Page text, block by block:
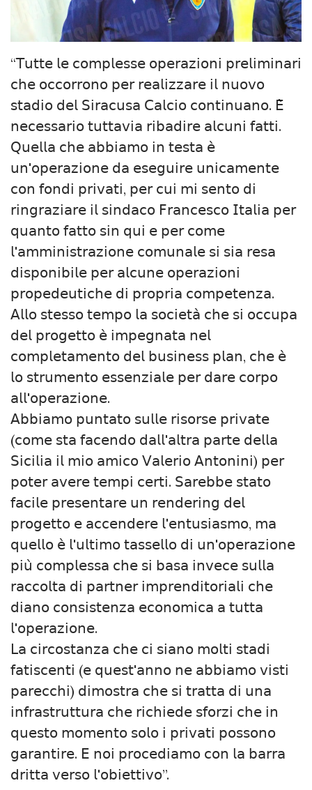
“𝖳𝗎𝗍𝗍𝖾 𝗅𝖾 𝖼𝗈𝗆𝗉𝗅𝖾𝗌𝗌𝖾 𝗈𝗉𝖾𝗋𝖺𝗓𝗂𝗈𝗇𝗂 𝗉𝗋𝖾𝗅𝗂𝗆𝗂𝗇𝖺𝗋𝗂
𝖼𝗁𝖾 𝗈𝖼𝖼𝗈𝗋𝗋𝗈𝗇𝗈 𝗉𝖾𝗋 𝗋𝖾𝖺𝗅𝗂𝗓𝗓𝖺𝗋𝖾 𝗂𝗅 𝗇𝗎𝗈𝗏𝗈
𝗌𝗍𝖺𝖽𝗂𝗈 𝖽𝖾𝗅 𝖲𝗂𝗋𝖺𝖼𝗎𝗌𝖺 𝖢𝖺𝗅𝖼𝗂𝗈 𝖼𝗈𝗇𝗍𝗂𝗇𝗎𝖺𝗇𝗈. 𝖤̀
𝗇𝖾𝖼𝖾𝗌𝗌𝖺𝗋𝗂𝗈 𝗍𝗎𝗍𝗍𝖺𝗏𝗂𝖺 𝗋𝗂𝖻𝖺𝖽𝗂𝗋𝖾 𝖺𝗅𝖼𝗎𝗇𝗂 𝖿𝖺𝗍𝗍𝗂.
𝖰𝗎𝖾𝗅𝗅𝖺 𝖼𝗁𝖾 𝖺𝖻𝖻𝗂𝖺𝗆𝗈 𝗂𝗇 𝗍𝖾𝗌𝗍𝖺 𝖾̀
𝗎𝗇'𝗈𝗉𝖾𝗋𝖺𝗓𝗂𝗈𝗇𝖾 𝖽𝖺 𝖾𝗌𝖾𝗀𝗎𝗂𝗋𝖾 𝗎𝗇𝗂𝖼𝖺𝗆𝖾𝗇𝗍𝖾
𝖼𝗈𝗇 𝖿𝗈𝗇𝖽𝗂 𝗉𝗋𝗂𝗏𝖺𝗍𝗂, 𝗉𝖾𝗋 𝖼𝗎𝗂 𝗆𝗂 𝗌𝖾𝗇𝗍𝗈 𝖽𝗂
𝗋𝗂𝗇𝗀𝗋𝖺𝗓𝗂𝖺𝗋𝖾 𝗂𝗅 𝗌𝗂𝗇𝖽𝖺𝖼𝗈 𝖥𝗋𝖺𝗇𝖼𝖾𝗌𝖼𝗈 𝖨𝗍𝖺𝗅𝗂𝖺 𝗉𝖾𝗋
𝗊𝗎𝖺𝗇𝗍𝗈 𝖿𝖺𝗍𝗍𝗈 𝗌𝗂𝗇 𝗊𝗎𝗂 𝖾 𝗉𝖾𝗋 𝖼𝗈𝗆𝖾
𝗅'𝖺𝗆𝗆𝗂𝗇𝗂𝗌𝗍𝗋𝖺𝗓𝗂𝗈𝗇𝖾 𝖼𝗈𝗆𝗎𝗇𝖺𝗅𝖾 𝗌𝗂 𝗌𝗂𝖺 𝗋𝖾𝗌𝖺
𝖽𝗂𝗌𝗉𝗈𝗇𝗂𝖻𝗂𝗅𝖾 𝗉𝖾𝗋 𝖺𝗅𝖼𝗎𝗇𝖾 𝗈𝗉𝖾𝗋𝖺𝗓𝗂𝗈𝗇𝗂
𝗉𝗋𝗈𝗉𝖾𝖽𝖾𝗎𝗍𝗂𝖼𝗁𝖾 𝖽𝗂 𝗉𝗋𝗈𝗉𝗋𝗂𝖺 𝖼𝗈𝗆𝗉𝖾𝗍𝖾𝗇𝗓𝖺.
𝖠𝗅𝗅𝗈 𝗌𝗍𝖾𝗌𝗌𝗈 𝗍𝖾𝗆𝗉𝗈 𝗅𝖺 𝗌𝗈𝖼𝗂𝖾𝗍𝖺̀ 𝖼𝗁𝖾 𝗌𝗂 𝗈𝖼𝖼𝗎𝗉𝖺
𝖽𝖾𝗅 𝗉𝗋𝗈𝗀𝖾𝗍𝗍𝗈 𝖾̀ 𝗂𝗆𝗉𝖾𝗀𝗇𝖺𝗍𝖺 𝗇𝖾𝗅
𝖼𝗈𝗆𝗉𝗅𝖾𝗍𝖺𝗆𝖾𝗇𝗍𝗈 𝖽𝖾𝗅 𝖻𝗎𝗌𝗂𝗇𝖾𝗌𝗌 𝗉𝗅𝖺𝗇, 𝖼𝗁𝖾 𝖾̀
𝗅𝗈 𝗌𝗍𝗋𝗎𝗆𝖾𝗇𝗍𝗈 𝖾𝗌𝗌𝖾𝗇𝗓𝗂𝖺𝗅𝖾 𝗉𝖾𝗋 𝖽𝖺𝗋𝖾 𝖼𝗈𝗋𝗉𝗈
𝖺𝗅𝗅'𝗈𝗉𝖾𝗋𝖺𝗓𝗂𝗈𝗇𝖾.
𝖠𝖻𝖻𝗂𝖺𝗆𝗈 𝗉𝗎𝗇𝗍𝖺𝗍𝗈 𝗌𝗎𝗅𝗅𝖾 𝗋𝗂𝗌𝗈𝗋𝗌𝖾 𝗉𝗋𝗂𝗏𝖺𝗍𝖾
(𝖼𝗈𝗆𝖾 𝗌𝗍𝖺 𝖿𝖺𝖼𝖾𝗇𝖽𝗈 𝖽𝖺𝗅𝗅'𝖺𝗅𝗍𝗋𝖺 𝗉𝖺𝗋𝗍𝖾 𝖽𝖾𝗅𝗅𝖺
𝖲𝗂𝖼𝗂𝗅𝗂𝖺 𝗂𝗅 𝗆𝗂𝗈 𝖺𝗆𝗂𝖼𝗈 𝖵𝖺𝗅𝖾𝗋𝗂𝗈 𝖠𝗇𝗍𝗈𝗇𝗂𝗇𝗂) 𝗉𝖾𝗋
𝗉𝗈𝗍𝖾𝗋 𝖺𝗏𝖾𝗋𝖾 𝗍𝖾𝗆𝗉𝗂 𝖼𝖾𝗋𝗍𝗂. 𝖲𝖺𝗋𝖾𝖻𝖻𝖾 𝗌𝗍𝖺𝗍𝗈
𝖿𝖺𝖼𝗂𝗅𝖾 𝗉𝗋𝖾𝗌𝖾𝗇𝗍𝖺𝗋𝖾 𝗎𝗇 𝗋𝖾𝗇𝖽𝖾𝗋𝗂𝗇𝗀 𝖽𝖾𝗅
𝗉𝗋𝗈𝗀𝖾𝗍𝗍𝗈 𝖾 𝖺𝖼𝖼𝖾𝗇𝖽𝖾𝗋𝖾 𝗅'𝖾𝗇𝗍𝗎𝗌𝗂𝖺𝗌𝗆𝗈, 𝗆𝖺
𝗊𝗎𝖾𝗅𝗅𝗈 𝖾̀ 𝗅'𝗎𝗅𝗍𝗂𝗆𝗈 𝗍𝖺𝗌𝗌𝖾𝗅𝗅𝗈 𝖽𝗂 𝗎𝗇'𝗈𝗉𝖾𝗋𝖺𝗓𝗂𝗈𝗇𝖾
𝗉𝗂𝗎̀ 𝖼𝗈𝗆𝗉𝗅𝖾𝗌𝗌𝖺 𝖼𝗁𝖾 𝗌𝗂 𝖻𝖺𝗌𝖺 𝗂𝗇𝗏𝖾𝖼𝖾 𝗌𝗎𝗅𝗅𝖺
𝗋𝖺𝖼𝖼𝗈𝗅𝗍𝖺 𝖽𝗂 𝗉𝖺𝗋𝗍𝗇𝖾𝗋 𝗂𝗆𝗉𝗋𝖾𝗇𝖽𝗂𝗍𝗈𝗋𝗂𝖺𝗅𝗂 𝖼𝗁𝖾
𝖽𝗂𝖺𝗇𝗈 𝖼𝗈𝗇𝗌𝗂𝗌𝗍𝖾𝗇𝗓𝖺 𝖾𝖼𝗈𝗇𝗈𝗆𝗂𝖼𝖺 𝖺 𝗍𝗎𝗍𝗍𝖺
𝗅'𝗈𝗉𝖾𝗋𝖺𝗓𝗂𝗈𝗇𝖾.
𝖫𝖺 𝖼𝗂𝗋𝖼𝗈𝗌𝗍𝖺𝗇𝗓𝖺 𝖼𝗁𝖾 𝖼𝗂 𝗌𝗂𝖺𝗇𝗈 𝗆𝗈𝗅𝗍𝗂 𝗌𝗍𝖺𝖽𝗂
𝖿𝖺𝗍𝗂𝗌𝖼𝖾𝗇𝗍𝗂 (𝖾 𝗊𝗎𝖾𝗌𝗍'𝖺𝗇𝗇𝗈 𝗇𝖾 𝖺𝖻𝖻𝗂𝖺𝗆𝗈 𝗏𝗂𝗌𝗍𝗂
𝗉𝖺𝗋𝖾𝖼𝖼𝗁𝗂) 𝖽𝗂𝗆𝗈𝗌𝗍𝗋𝖺 𝖼𝗁𝖾 𝗌𝗂 𝗍𝗋𝖺𝗍𝗍𝖺 𝖽𝗂 𝗎𝗇𝖺
𝗂𝗇𝖿𝗋𝖺𝗌𝗍𝗋𝗎𝗍𝗍𝗎𝗋𝖺 𝖼𝗁𝖾 𝗋𝗂𝖼𝗁𝗂𝖾𝖽𝖾 𝗌𝖿𝗈𝗋𝗓𝗂 𝖼𝗁𝖾 𝗂𝗇
𝗊𝗎𝖾𝗌𝗍𝗈 𝗆𝗈𝗆𝖾𝗇𝗍𝗈 𝗌𝗈𝗅𝗈 𝗂 𝗉𝗋𝗂𝗏𝖺𝗍𝗂 𝗉𝗈𝗌𝗌𝗈𝗇𝗈
𝗀𝖺𝗋𝖺𝗇𝗍𝗂𝗋𝖾. 𝖤 𝗇𝗈𝗂 𝗉𝗋𝗈𝖼𝖾𝖽𝗂𝖺𝗆𝗈 𝖼𝗈𝗇 𝗅𝖺 𝖻𝖺𝗋𝗋𝖺
𝖽𝗋𝗂𝗍𝗍𝖺 𝗏𝖾𝗋𝗌𝗈 𝗅'𝗈𝖻𝗂𝖾𝗍𝗍𝗂𝗏𝗈”.